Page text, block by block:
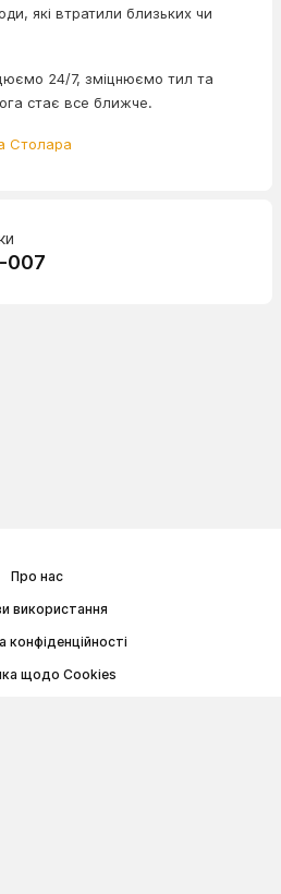
які втратили близьких чи
24/7, зміцнюємо тил та
стає все ближче.
Столара
007
Про нас
використання
конфіденційності
щодо Cookies